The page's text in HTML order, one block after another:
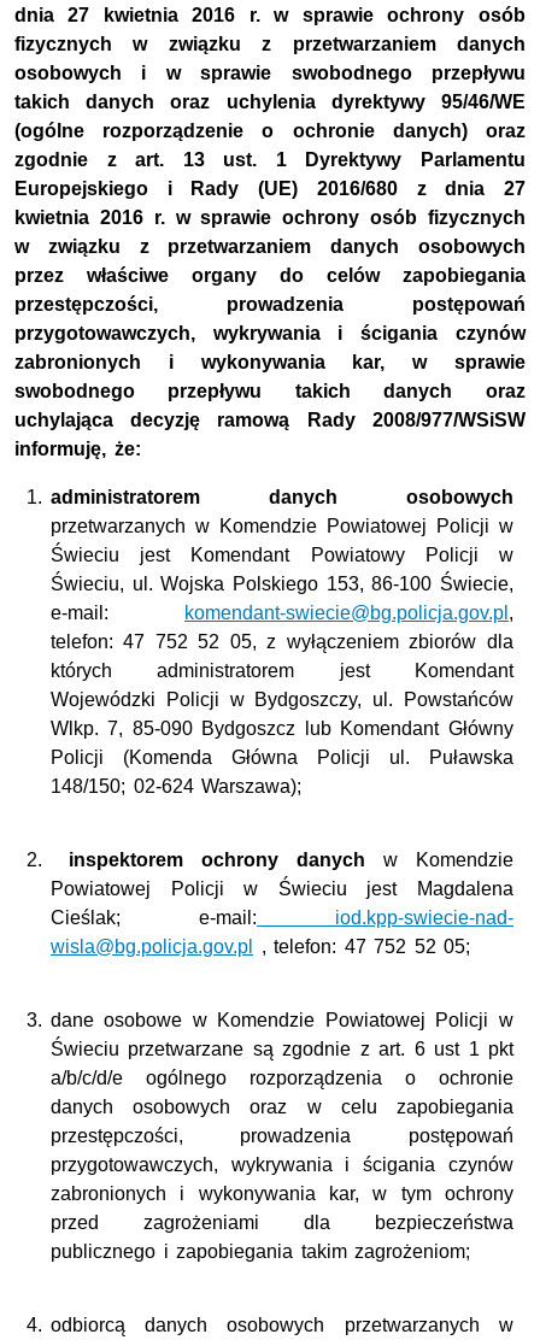
dnia 27 kwietnia 2016 r. w sprawie ochrony osób
fizycznych w związku z przetwarzaniem danych
osobowych i w sprawie swobodnego przepływu
takich danych oraz uchylenia dyrektywy 95/46/WE
(ogólne rozporządzenie o ochronie danych) oraz
zgodnie z art. 13 ust. 1 Dyrektywy Parlamentu
Europejskiego i Rady (UE) 2016/680 z dnia 27
kwietnia 2016 r. w sprawie ochrony osób fizycznych
w związku z przetwarzaniem danych osobowych
przez właściwe organy do celów zapobiegania
przestępczości, prowadzenia postępowań
przygotowawczych, wykrywania i ścigania czynów
zabronionych i wykonywania kar, w sprawie
swobodnego przepływu takich danych oraz
uchylająca decyzję ramową Rady 2008/977/WSiSW
informuję, że:
administratorem danych osobowych
przetwarzanych w Komendzie Powiatowej Policji w
Świeciu jest Komendant Powiatowy Policji w
Świeciu, ul. Wojska Polskiego 153, 86-100 Świecie,
e-mail:
komendant-swiecie@bg.policja.gov.pl ,
telefon: 47 752 52 05, z wyłączeniem zbiorów dla
których administratorem jest Komendant
Wojewódzki Policji w Bydgoszczy, ul. Powstańców
Wlkp. 7, 85-090 Bydgoszcz lub Komendant Główny
Policji (Komenda Główna Policji ul. Puławska
148/150; 02-624 Warszawa);
inspektorem ochrony danych w Komendzie
Powiatowej Policji w Świeciu jest Magdalena
Cieślak; e-mail:
iod.kpp-swiecie-nad-
wisla@bg.policja.gov.pl
, telefon: 47 752 52 05;
dane osobowe w Komendzie Powiatowej Policji w
Świeciu przetwarzane są zgodnie z art. 6 ust 1 pkt
a/b/c/d/e ogólnego rozporządzenia o ochronie
danych osobowych oraz w celu zapobiegania
przestępczości, prowadzenia postępowań
przygotowawczych, wykrywania i ścigania czynów
zabronionych i wykonywania kar, w tym ochrony
przed zagrożeniami dla bezpieczeństwa
publicznego i zapobiegania takim zagrożeniom;
odbiorcą danych osobowych przetwarzanych w